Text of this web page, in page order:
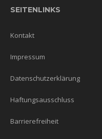
SEITENLINKS
Kontakt
Impressum
Datenschutzerklärung
Haftungsausschluss
Barrierefreiheit